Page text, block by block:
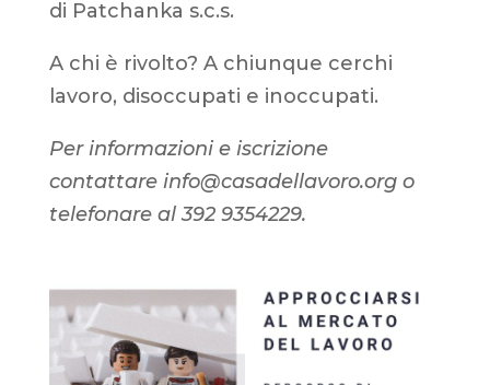
di Patchanka s.c.s.
A chi è rivolto? A chiunque cerchi
lavoro, disoccupati e inoccupati.
Per informazioni e iscrizione
contattare info@casadellavoro.org o
telefonare al 392 9354229.